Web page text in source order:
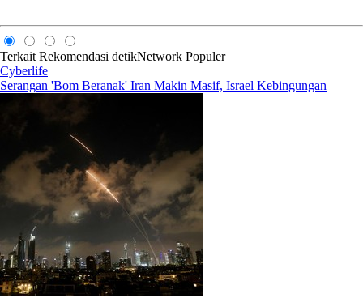
Terkait Rekomendasi detikNetwork Populer
Cyberlife
Serangan 'Bom Beranak' Iran Makin Masif, Israel Kebingungan